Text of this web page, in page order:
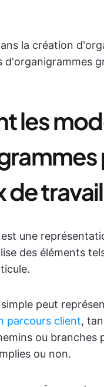
la création
d'organigrammes
les
une
des éléments
peut
parcours client,
ou
ou non.